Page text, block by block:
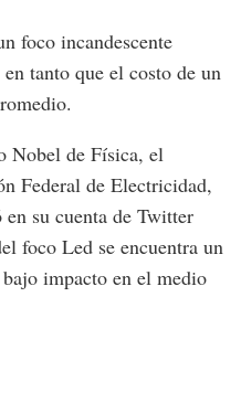
foco incandescente
tanto que el costo de un
Nobel de Física, el
Federal de Electricidad,
su cuenta de Twitter
foco Led se encuentra un
impacto en el medio